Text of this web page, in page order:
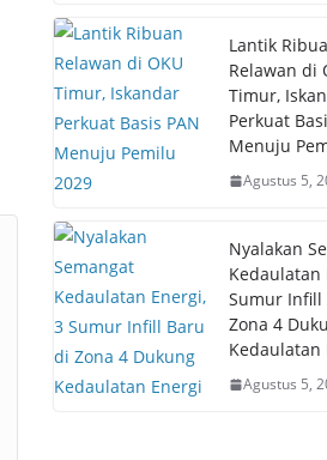
Lantik
Relawan di
Timur,
Perkuat
Menuju
Agustus 5,
Nyalakan
Kedaulatan
Sumur Infill
Zona 4
Kedaulatan
Agustus 5,